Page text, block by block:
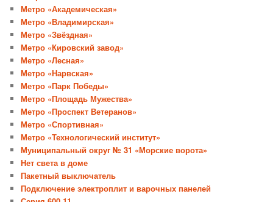
Метро «Академическая»
Метро «Владимирская»
Метро «Звёздная»
Метро «Кировский завод»
Метро «Лесная»
Метро «Нарвская»
Метро «Парк Победы»
Метро «Площадь Мужества»
Метро «Проспект Ветеранов»
Метро «Спортивная»
Метро «Технологический институт»
Муниципальный округ № 31 «Морские ворота»
Нет света в доме
Пакетный выключатель
Подключение электроплит и варочных панелей